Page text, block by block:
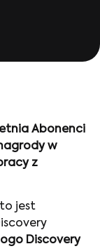
Abonenci
w
z
jest
Discovery